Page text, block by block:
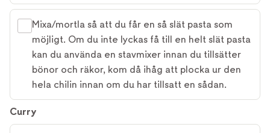
Mixa/mortla så att du får en så slät pasta som
möjligt. Om du inte lyckas få till en helt slät pasta
kan du använda en stavmixer innan du tillsätter
bönor och räkor, kom då ihåg att plocka ur den
hela chilin innan om du har tillsatt en sådan.
Curry